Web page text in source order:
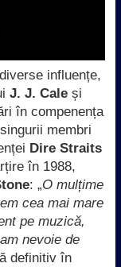
influențe,
J. J. Caleși
în compenența
membri
Dire Straits
în 1988,
: „O mulțime
cea mai mare
pe muzică,
nevoie de
definitiv în